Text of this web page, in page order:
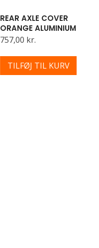
REAR AXLE COVER
ORANGE ALUMINIUM
757,00 kr.
TILFØJ TIL KURV